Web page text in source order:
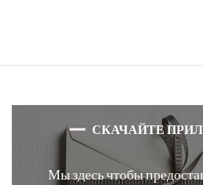
СКАЧАЙТЕ
Мы здесь чтобы